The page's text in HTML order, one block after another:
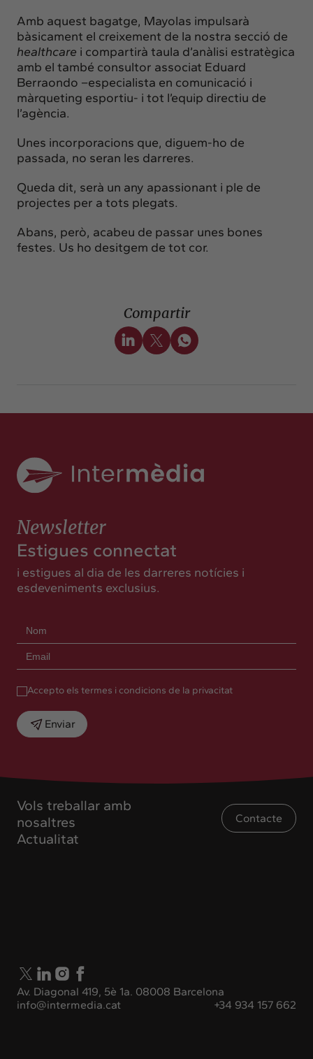
Amb aquest bagatge, Mayolas impulsarà
bàsicament el creixement de la nostra secció de
healthcare i compartirà taula d’anàlisi estratègica
amb el també consultor associat Eduard
Berraondo –especialista en comunicació i
màrqueting esportiu- i tot l’equip directiu de
l’agència.
Unes incorporacions que, diguem-ho de
passada, no seran les darreres.
Queda dit, serà un any apassionant i ple de
projectes per a tots plegats.
Abans, però, acabeu de passar unes bones
festes. Us ho desitgem de tot cor.
Compartir
Vols treballar amb
nosaltres
Actualitat
Contacte
Av. Diagonal 419, 5è 1a. 08008 Barcelona
info@intermedia.cat
+34 934 157 662
Newsletter
Estigues connectat
i estigues al dia de les darreres notícies i
esdeveniments exclusius.
Accepto els termes i condicions de la privacitat
Enviar